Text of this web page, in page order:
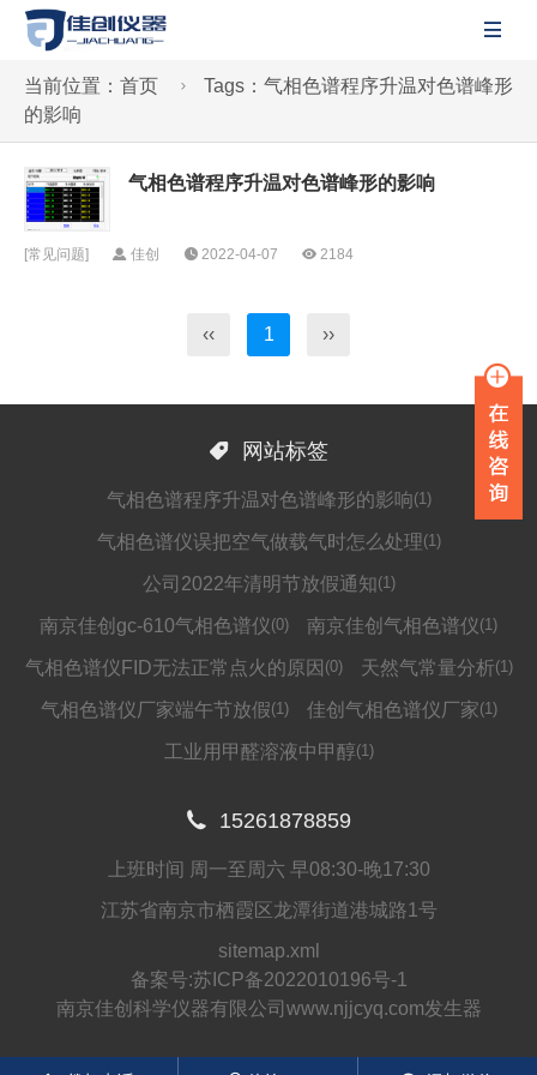

当前位置： 首页 
Tags：气相色谱程序升温对色谱峰形
的影响
气相色谱程序升温对色谱峰形的影响
[常见问题] 佳创 2022-04-07 2184
‹‹ 1 ››
 网站标签
气相色谱程序升温对色谱峰形的影响(1)
气相色谱仪误把空气做载气时怎么处理(1)
公司2022年清明节放假通知(1)
南京佳创gc-610气相色谱仪 (0) 南京佳创气相色谱仪 (1)
气相色谱仪FID无法正常点火的原因 (0) 天然气常量分析(1)
气相色谱仪厂家端午节放假(1) 佳创气相色谱仪厂家(1)
工业用甲醛溶液中甲醇(1)
 15261878859
上班时间 周一至周六 早08:30-晚17:30
江苏省南京市栖霞区龙潭街道港城路1号
sitemap.xml
备案号:苏ICP备2022010196号-1
南京佳创科学仪器有限公司www.njjcyq.com发生器